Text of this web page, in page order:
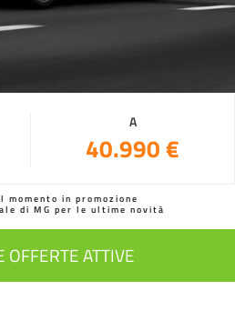
A
40.990 €
momento in promozione
di MG per le ultime novità
OFFERTE ATTIVE